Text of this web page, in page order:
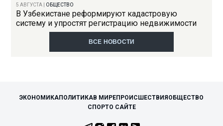
5 АВГУСТА ОБЩЕСТВО
В Узбекистане реформируют кадастровую
систему и упростят регистрацию недвижимости
ВСЕ НОВОСТИ
ЭКОНОМИКАПОЛИТИКАВ МИРЕПРОИСШЕСТВИЯ ОБЩЕСТВО
СПОРТО САЙТЕ